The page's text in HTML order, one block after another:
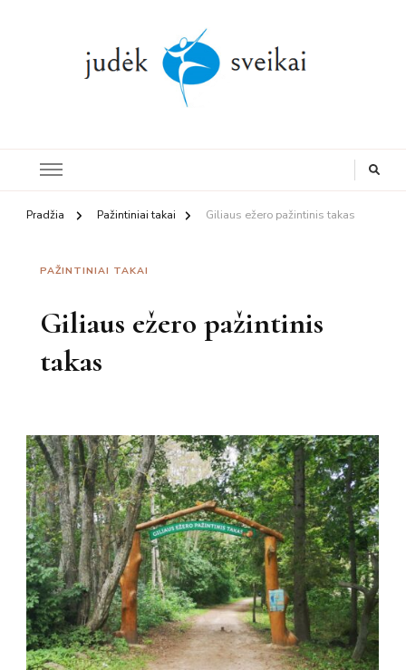
Pradžia Pažintiniai takai Giliaus ežero pažintinis takas
PAŽINTINIAI TAKAI
Giliaus ežero pažintinis
takas